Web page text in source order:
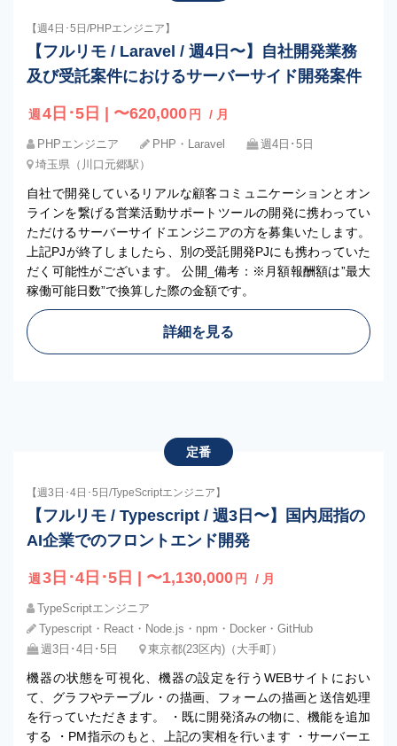
【週4日･5日/PHPエンジニア】
【フルリモ / Laravel / 週4日〜】自社開発業務
及び受託案件におけるサーバーサイド開発案件
週 4日･5日 | 〜620,000 円 / 月
PHPエンジニア PHP・Laravel
週4日･5日
埼玉県（川口元郷駅）
自社で開発しているリアルな顧客コミュニケーションとオン
ラインを繋げる営業活動サポートツールの開発に携わってい
ただけるサーバーサイドエンジニアの方を募集いたします。
上記PJが終了しましたら、別の受託開発PJにも携わっていた
だく可能性がございます。 公開_備考：※月額報酬額は”最大
稼働可能日数”で換算した際の金額です。
詳細を見る
定番
【週3日･4日･5日/TypeScriptエンジニア】
【フルリモ / Typescript / 週3日〜】国内屈指の
AI企業でのフロントエンド開発
週 3日･4日･5日 | 〜1,130,000 円 / 月
TypeScriptエンジニア
Typescript・React・Node.js・npm・Docker・GitHub
週3日･4日･5日
東京都(23区内)（大手町）
機器の状態を可視化、機器の設定を行うWEBサイトにおい
て、グラフやテーブル・の描画、フォームの描画と送信処理
を行っていただきます。 ・既に開発済みの物に、機能を追加
する ・PM指示のもと、上記の実相を行います ・サーバーエ